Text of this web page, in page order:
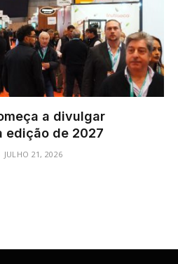
a divulgar
edição de 2027
JULHO 21, 2026